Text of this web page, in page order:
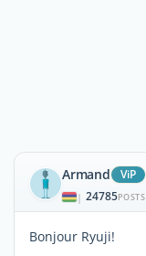
Armand ViP
| 24785POSTS
Bonjour Ryuji!